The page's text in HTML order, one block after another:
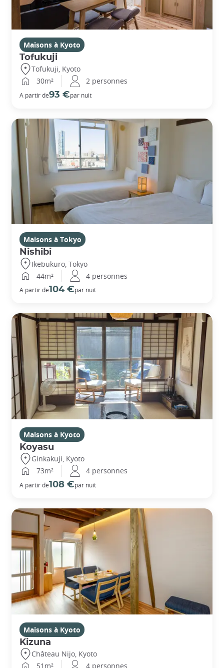
Maisons à Kyoto
Tofukuji
Tofukuji, Kyoto
30m²
2 personnes
A partir de93 €par nuit
Maisons à Tokyo
Nishibi
Ikebukuro, Tokyo
44m²
4 personnes
A partir de104 €par nuit
Maisons à Kyoto
Koyasu
Ginkakuji, Kyoto
73m²
4 personnes
A partir de108 €par nuit
Maisons à Kyoto
Kizuna
Château Nijo, Kyoto
51m²
4 personnes